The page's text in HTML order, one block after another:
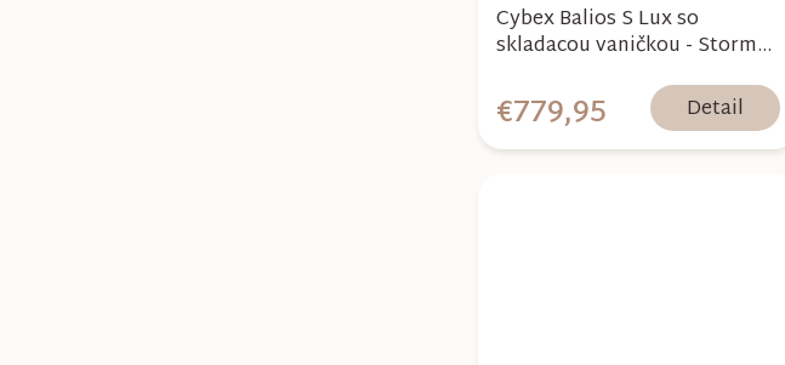
Cybex Balios S Lux so
skladacou vaničkou - Stormy
€779,95 Detail